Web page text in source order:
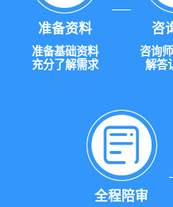
准备资料
准备基础资料
充分了解需求
咨
咨询
解答
全程陪审